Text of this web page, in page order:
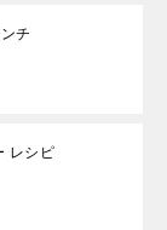
チ
レシピ